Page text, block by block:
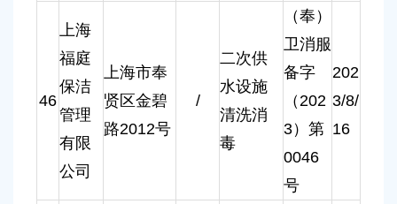
46
上海
福庭
保洁
管理
有限
公司
上海市奉
贤区金碧
路2012号
/
二次供
水设施
清洗消
毒
（奉）
卫消服
备字
（202
3）第
0046
号
202
3/8/
16